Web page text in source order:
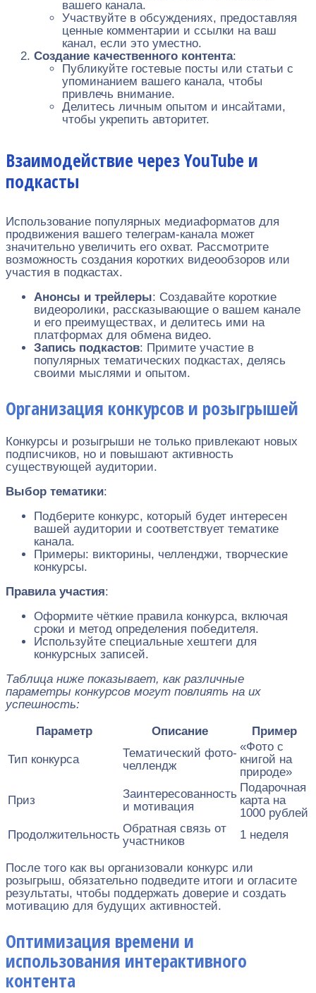
вашего канала.
Участвуйте в обсуждениях, предоставляя
ценные комментарии и ссылки на ваш
канал, если это уместно.
Создание качественного контента:
Публикуйте гостевые посты или статьи с
упоминанием вашего канала, чтобы
привлечь внимание.
Делитесь личным опытом и инсайтами,
чтобы укрепить авторитет.
Взаимодействие через YouTube и
подкасты
Использование популярных медиаформатов для
продвижения вашего телеграм-канала может
значительно увеличить его охват. Рассмотрите
возможность создания коротких видеообзоров или
участия в подкастах.
Анонсы и трейлеры: Создавайте короткие
видеоролики, рассказывающие о вашем канале
и его преимуществах, и делитесь ими на
платформах для обмена видео.
Запись подкастов: Примите участие в
популярных тематических подкастах, делясь
своими мыслями и опытом.
Организация конкурсов и розыгрышей
Конкурсы и розыгрыши не только привлекают новых
подписчиков, но и повышают активность
существующей аудитории.
Выбор тематики:
Подберите конкурс, который будет интересен
вашей аудитории и соответствует тематике
канала.
Примеры: викторины, челленджи, творческие
конкурсы.
Правила участия:
Оформите чёткие правила конкурса, включая
сроки и метод определения победителя.
Используйте специальные хештеги для
конкурсных записей.
Таблица ниже показывает, как различные
параметры конкурсов могут повлиять на их
успешность:
Параметр
Описание Пример
Тип конкурса
Тематический фото-
челлендж
«Фото с
книгой на
природе»
Приз
Заинтересованность
и мотивация
Подарочная
карта на
1000 рублей
Продолжительность Обратная связь от
участников
1 неделя
После того как вы организовали конкурс или
розыгрыш, обязательно подведите итоги и огласите
результаты, чтобы поддержать доверие и создать
мотивацию для будущих активностей.
Оптимизация времени и
использования интерактивного
контента